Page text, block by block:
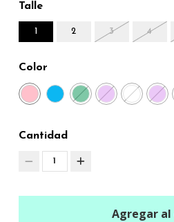
Talle
1 2 3 4
Color
Cantidad
1
Agregar